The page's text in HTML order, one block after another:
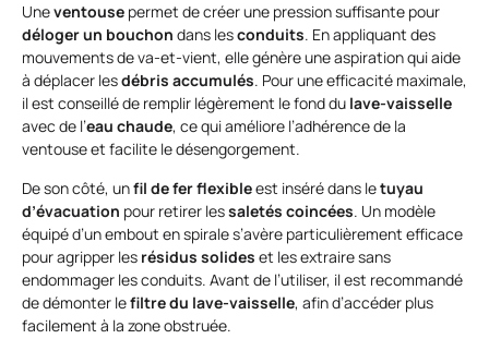
Uneventouse permet de créer une pression suffisante pour
déloger un bouchon dans lesconduits. En appliquant des
mouvements de va-et-vient, elle génère une aspiration qui aide
à déplacer lesdébris accumulés. Pour une efficacité maximale,
il est conseillé de remplir légèrement le fond du lave-vaisselle
avec de l’eau chaude, ce qui améliore l’adhérence de la
ventouse et facilite le désengorgement.
De son côté, unfil de fer flexibleest inséré dans letuyau
d’évacuation pour retirer lessaletés coincées. Un modèle
équipé d’un embout en spirale s’avère particulièrement efficace
pour agripper les résidus solides et les extraire sans
endommager les conduits. Avant de l’utiliser, il est recommandé
de démonter lefiltre du lave-vaisselle, afin d’accéder plus
facilement à la zone obstruée.